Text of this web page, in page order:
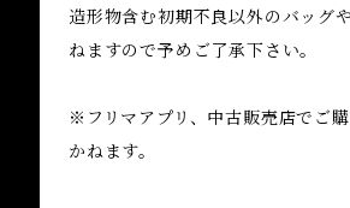
造形物含む初期不良以外のバッグ
ねますので予めご了承下さい。
※フリマアプリ、中古販売店でご
かねます。